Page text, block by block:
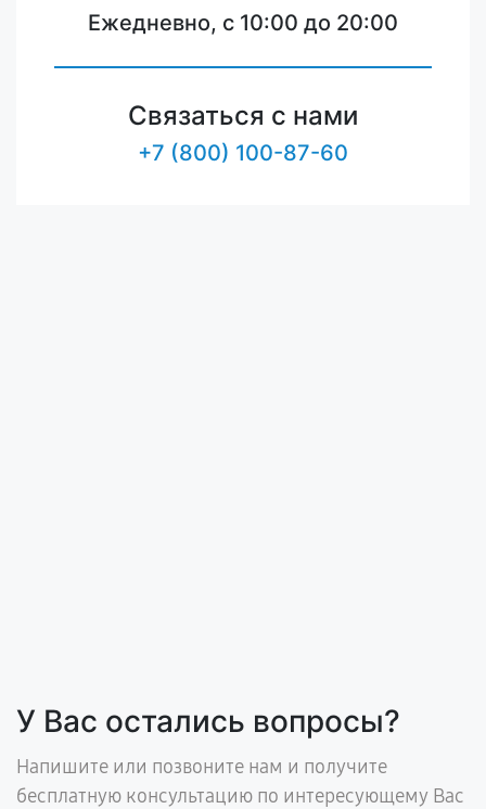
Ежедневно, с 10:00 до 20:00
Связаться с нами
+7 (800) 100-87-60
У Вас остались вопросы?
Напишите или позвоните нам и получите
бесплатную консультацию по интересующему Вас